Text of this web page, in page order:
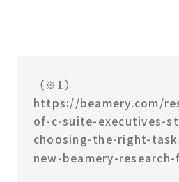
（※1）
https://beamery.com/
of-c-suite-executives-
choosing-the-right-
new-beamery-research-